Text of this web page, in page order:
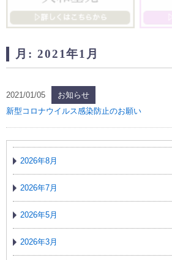
月: 2021年1月
2021/01/05
お知らせ
新型コロナウイルス感染防止のお願い
2026年8月
2026年7月
2026年5月
2026年3月